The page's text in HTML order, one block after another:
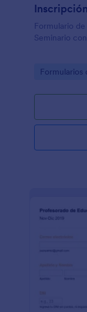
Formulario
Seminario
Go to
Formularios